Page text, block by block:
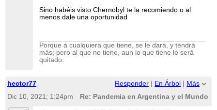
Sino habéis visto Chernobyl te la recomiendo o al
menos dale una oportunidad
Porque á cualquiera que tiene, se le dará, y tendrá
más; pero al que no tiene, aun lo que tiene le será
quitado.
hector77 Responder En Árbol
Más
Dic 10, 2021; 1:24pm
Re: Pandemia en Argentina y el Mundo